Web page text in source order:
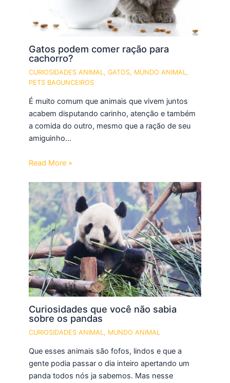
Gatos podem comer ração para
cachorro?
CURIOSIDADES ANIMAL ,GATOS, MUNDO ANIMAL ,
PETS BAGUNCEIROS
É muito comum que animais que vivem juntos
acabem disputando carinho, atenção e também
a comida do outro, mesmo que a ração de seu
amiguinho…
Read More »
Curiosidades que você não sabia
sobre os pandas
CURIOSIDADES ANIMAL , MUNDO ANIMAL
Que esses animais são fofos, lindos e que a
gente podia passar o dia inteiro apertando um
panda todos nós ja sabemos. Mas nesse